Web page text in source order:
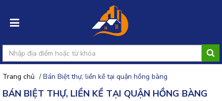
Đăng
nhập
Trang chủ / Bán Biệt thự, liền kề tại quận hồng bàng
BÁN BIỆT THỰ, LIỀN KỀ TẠI QUẬN HỒNG BÀNG